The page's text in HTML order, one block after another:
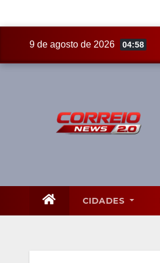
9 de agosto de 2026 04:58
CIDADES